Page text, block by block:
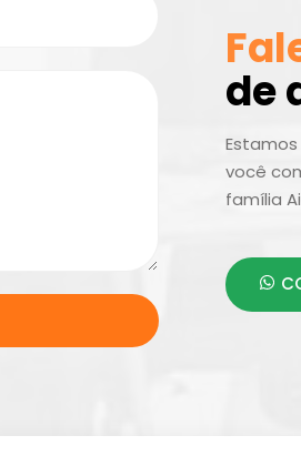
de
você
família